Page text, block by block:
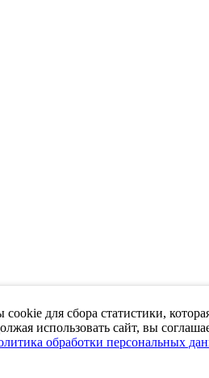
для сбора статистики,
использовать сайт, вы
обработки персональных